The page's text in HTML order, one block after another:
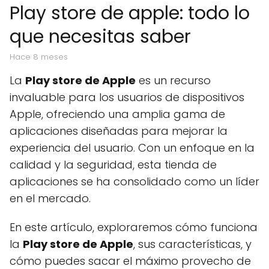
Play store de apple: todo lo
que necesitas saber
hace 8 meses
La Play store de Apple es un recurso
invaluable para los usuarios de dispositivos
Apple, ofreciendo una amplia gama de
aplicaciones diseñadas para mejorar la
experiencia del usuario. Con un enfoque en la
calidad y la seguridad, esta tienda de
aplicaciones se ha consolidado como un líder
en el mercado.
En este artículo, exploraremos cómo funciona
la Play store de Apple, sus características, y
cómo puedes sacar el máximo provecho de